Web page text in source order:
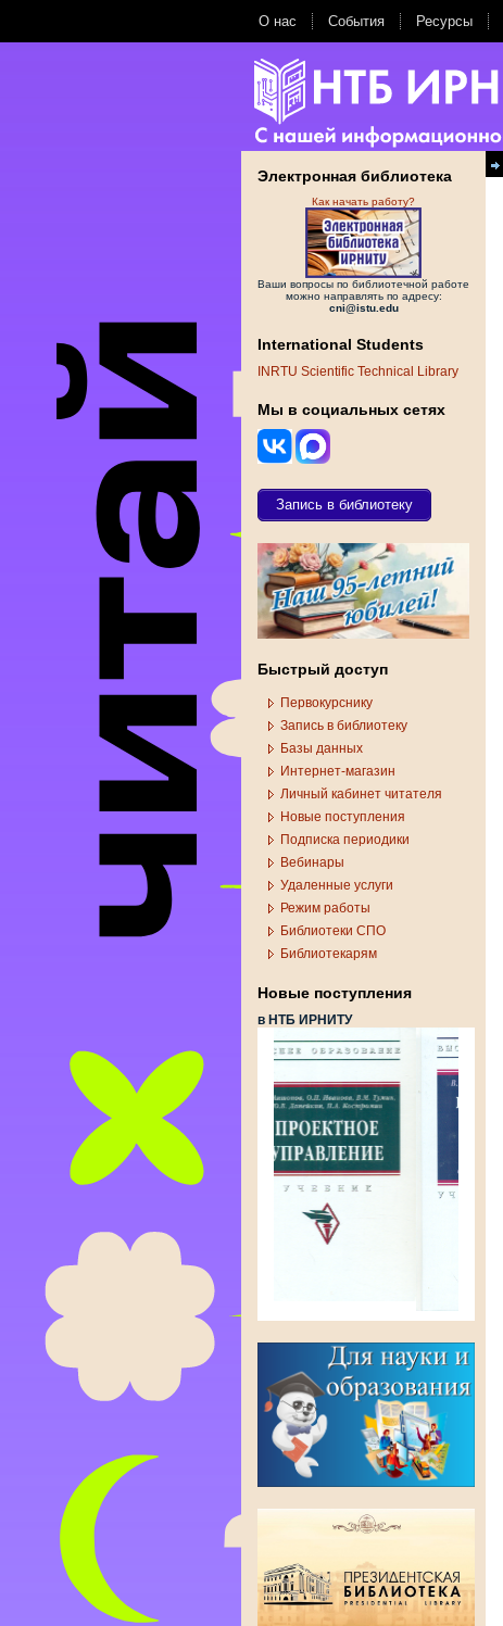
О нас События Ресурсы
Электронная библиотека
Как начать работу?
Ваши вопросы по библиотечной работе
можно направлять по адресу:
cni@istu.edu
International Students
INRTU Scientific Technical Library
Мы в социальных сетях
Запись в библиотеку
Быстрый доступ
Первокурснику
Запись в библиотеку
Базы данных
Интернет-магазин
Личный кабинет читателя
Новые поступления
Подписка периодики
Вебинары
Удаленные услуги
Режим работы
Библиотеки СПО
Библиотекарям
Новые поступления
в НТБ ИРНИТУ